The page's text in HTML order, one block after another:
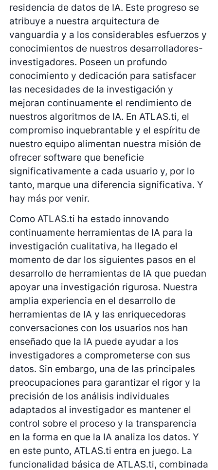
residencia de datos de IA. Este progreso se
atribuye a nuestra arquitectura de
vanguardia y a los considerables esfuerzos y
conocimientos de nuestros desarrolladores-
investigadores. Poseen un profundo
conocimiento y dedicación para satisfacer
las necesidades de la investigación y
mejoran continuamente el rendimiento de
nuestros algoritmos de IA. En ATLAS.ti, el
compromiso inquebrantable y el espíritu de
nuestro equipo alimentan nuestra misión de
ofrecer software que beneficie
significativamente a cada usuario y, por lo
tanto, marque una diferencia significativa. Y
hay más por venir.
Como ATLAS.ti ha estado innovando
continuamente herramientas de IA para la
investigación cualitativa, ha llegado el
momento de dar los siguientes pasos en el
desarrollo de herramientas de IA que puedan
apoyar una investigación rigurosa. Nuestra
amplia experiencia en el desarrollo de
herramientas de IA y las enriquecedoras
conversaciones con los usuarios nos han
enseñado que la IA puede ayudar a los
investigadores a comprometerse con sus
datos. Sin embargo, una de las principales
preocupaciones para garantizar el rigor y la
precisión de los análisis individuales
adaptados al investigador es mantener el
control sobre el proceso y la transparencia
en la forma en que la IA analiza los datos. Y
en este punto, ATLAS.ti entra en juego. La
funcionalidad básica de ATLAS.ti, combinada